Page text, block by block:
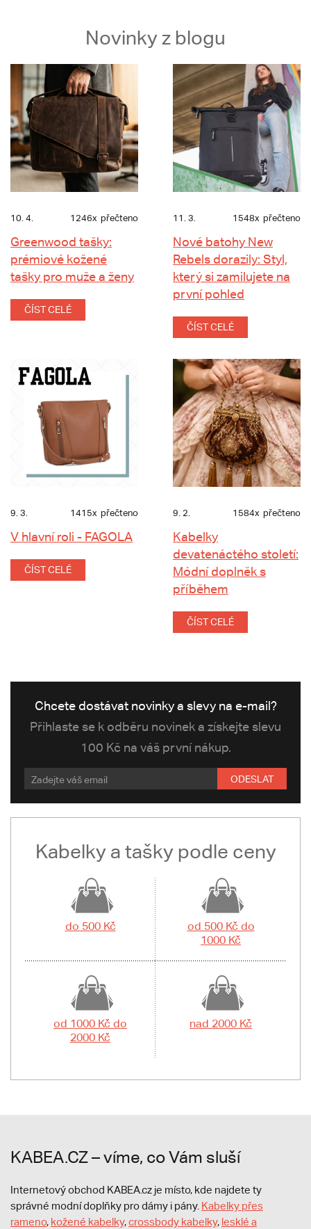
Novinky z blogu
10. 4. 1246x přečteno
Greenwood tašky:
prémiové kožené
tašky pro muže a ženy
ČÍST CELÉ
11. 3. 1548x přečteno
Nové batohy New
Rebels dorazily: Styl,
který si zamilujete na
první pohled
ČÍST CELÉ
9. 3. 1415x přečteno
V hlavní roli - FAGOLA
ČÍST CELÉ
9. 2. 1584x přečteno
Kabelky
devatenáctého století:
Módní doplněk s
příběhem
ČÍST CELÉ
Chcete dostávat novinky a slevy na e-mail?
Přihlaste se k odběru novinek a získejte slevu
100 Kč na váš první nákup.
ODESLAT
Kabelky a tašky podle ceny
do 500 Kč
od 500 Kč do
1000 Kč
od 1000 Kč do
2000 Kč
nad 2000 Kč
KABEA.CZ – víme, co Vám sluší
Internetový obchod KABEA.cz je místo, kde najdete ty
správné modní doplňky pro dámy i pány. Kabelky přes
rameno, kožené kabelky,crossbody kabelky, lesklé a